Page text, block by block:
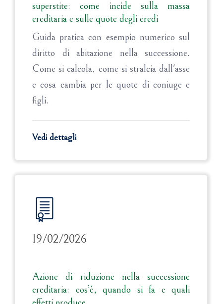
superstite: come incide sulla massa
ereditaria e sulle quote degli eredi
Guida pratica con esempio numerico sul
diritto di abitazione nella successione.
Come si calcola, come si stralcia dall'asse
e cosa cambia per le quote di coniuge e
figli.
Vedi dettagli
19/02/2026
Azione di riduzione nella successione
ereditaria: cos’è, quando si fa e quali